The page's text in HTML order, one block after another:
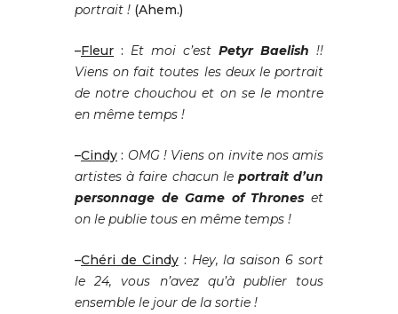
portrait ! (Ahem.)
–Fleur : Et moi c’est Petyr Baelish !!
Viens on fait toutes les deux le portrait
de notre chouchou et on se le montre
en même temps !
–Cindy : OMG ! Viens on invite nos amis
artistes à faire chacun le portrait d’un
personnage de Game of Thrones et
on le publie tous en même temps !
–Chéri de Cindy: Hey, la saison 6 sort
le 24, vous n’avez qu’à publier tous
ensemble le jour de la sortie !